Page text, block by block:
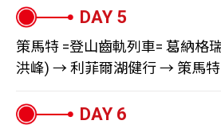
午餐：敬請自理
在石丹峰景觀餐廳大飽眼福與口福
市－庫爾，搭乘雷蒂亞列車，雷蒂
的鐵路之一，專門為了讓遊客欣賞山
認證的阿爾布拉線(圖西斯→聖莫里
2,253公尺的伯尼納隘口，最低下降
高達1,824公尺，沿途千變萬化的景
士東部最長的莫特瑞許冰河、絕美
湖(白湖)，以及獨一無二的布魯西奧
程的曠世巨作，恰似為這趟精彩絕
今日我們坐車到瑞士最具義大利風
論是古色古香的街道，亦或是色彩繽
與義大利有關的歷史與文化。這座擁
利通往北方的要道，佔據了非常重
古以來便是兵家必爭之地。羅馬人
策馬特 =登山齒軌列車= 葛納格
洪峰) → 利菲爾湖健行 → 策馬特
在日出破曉之前，趕緊來欣賞令人